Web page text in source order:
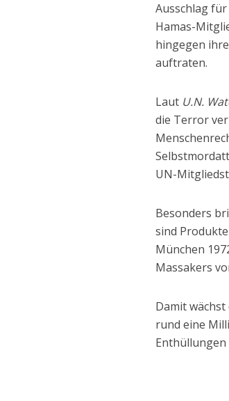
Ausschlag
Hamas-
hingegen
auftraten.
Laut U.N.
die Terror
UN-
Besonders
sind
München
Massakers
Damit
rund eine